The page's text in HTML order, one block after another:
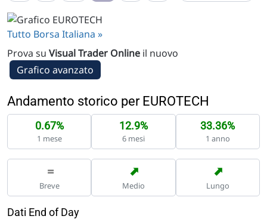
Tutto Borsa Italiana »
Prova su Visual Trader Online il nuovo
Grafico avanzato
Andamento storico per EUROTECH
0.67%
1 mese
12.9%
6 mesi
33.36%
1 anno
=
Breve
➡
Medio
➡
Lungo
Dati End of Day